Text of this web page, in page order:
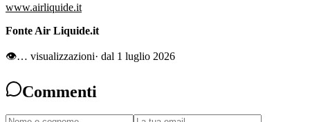
www.airliquide.it
Fonte Air Liquide.it
👁… visualizzazioni· dal 1 luglio 2026
Commenti